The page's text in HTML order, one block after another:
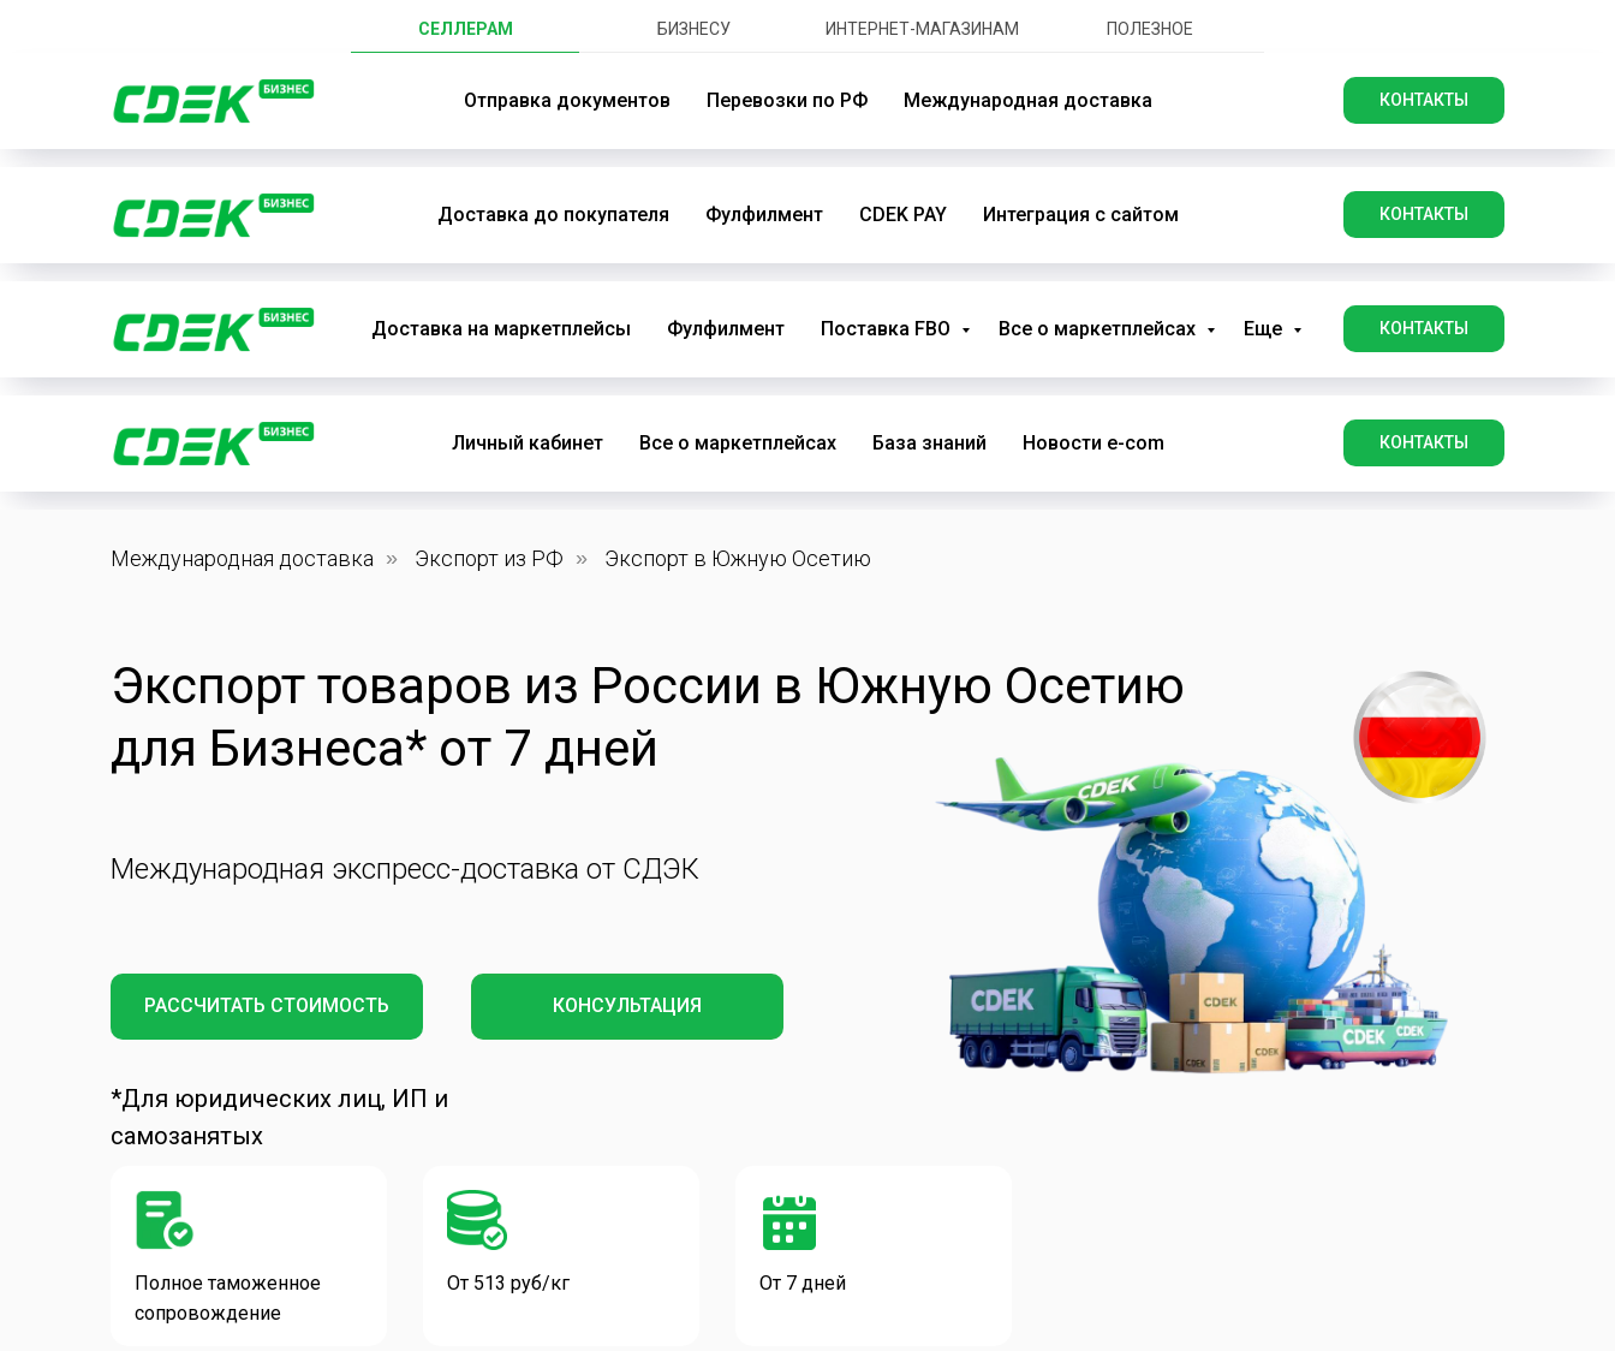
СЕЛЛЕРАМ БИЗНЕСУ ИНТЕРНЕТ-МАГАЗИНАМ ПОЛЕЗНОЕ
Отправка документов Перевозки по РФ Международная доставка КОНТАКТЫ
Доставка до покупателя Фулфилмент CDEK PAY Интеграция с сайтом КОНТАКТЫ
Доставка на маркетплейсы Фулфилмент Поставка FBO Все о маркетплейсах Еще КОНТАКТЫ
Личный кабинет Все о маркетплейсах База знаний Новости e-com КОНТАКТЫ
Международная доставка » Экспорт из РФ » Экспорт в Южную Осетию
Экспорт товаров из России в Южную Осетию
для Бизнеса* от 7 дней
Международная экспресс-доставка от СДЭК
Полное таможенное
сопровождение
РАССЧИТАТЬ СТОИМОСТЬ
От 513 руб/кг
КОНСУЛЬТАЦИЯ
От 7 дней
*Для юридических лиц, ИП и
самозанятых